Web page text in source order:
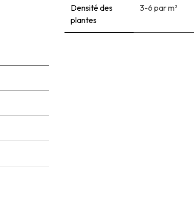
Densité des
plantes
3-6 par m²